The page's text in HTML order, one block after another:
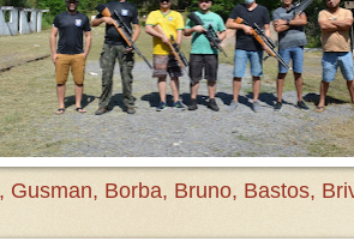
Gusman, Borba, Bruno, Bastos,